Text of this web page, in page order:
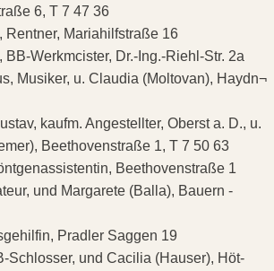
6, T 7 47 36
Rentner, Mariahilfstraße 16
Werkmcister, Dr.-Ing.-Riehl-Str. 2a
Musiker, u. Claudia (Moltovan), Haydn¬
kaufm. Angestellter, Oberst a. D., u.
Beethovenstraße 1, T 7 50 63
Beethovenstraße 1
und Margarete (Balla), Bauern -
Pradler Saggen 19
Schlosser, und Cacilia (Hauser), Höt-